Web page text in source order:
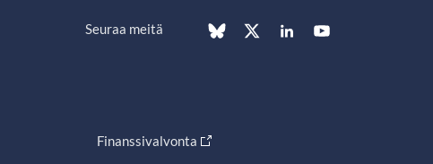
Seuraa meitä
Finanssivalvonta